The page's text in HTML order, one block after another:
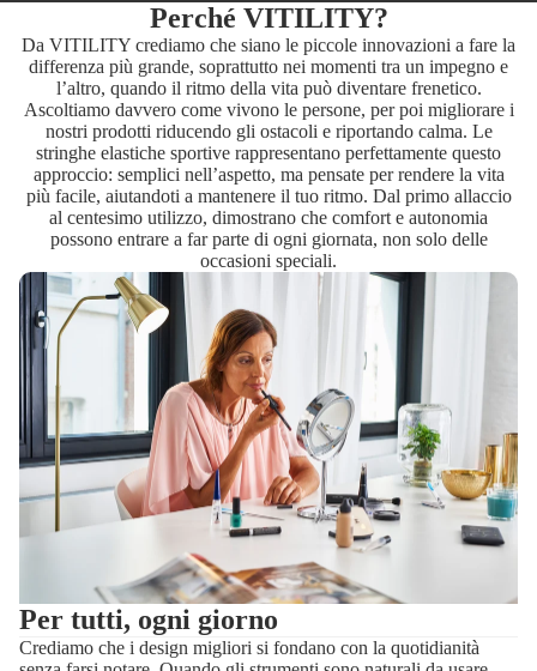
Perché VITILITY?
Da VITILITY crediamo che siano le piccole innovazioni a fare la
differenza più grande, soprattutto nei momenti tra un impegno e
l’altro, quando il ritmo della vita può diventare frenetico.
Ascoltiamo davvero come vivono le persone, per poi migliorare i
nostri prodotti riducendo gli ostacoli e riportando calma. Le
stringhe elastiche sportive rappresentano perfettamente questo
approccio: semplici nell’aspetto, ma pensate per rendere la vita
più facile, aiutandoti a mantenere il tuo ritmo. Dal primo allaccio
al centesimo utilizzo, dimostrano che comfort e autonomia
possono entrare a far parte di ogni giornata, non solo delle
occasioni speciali.
Per tutti, ogni giorno
Crediamo che i design migliori si fondano con la quotidianità